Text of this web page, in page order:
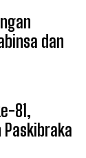
dan
81,